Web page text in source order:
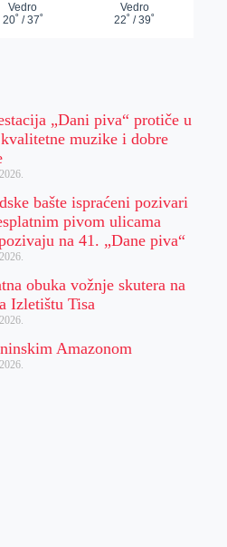
„Dani piva“ protiče u
muzike i dobre
bašte ispraćeni pozivari
pivom ulicama
na 41. „Dane piva“
obuka vožnje skutera na
Izletištu Tisa
Amazonom